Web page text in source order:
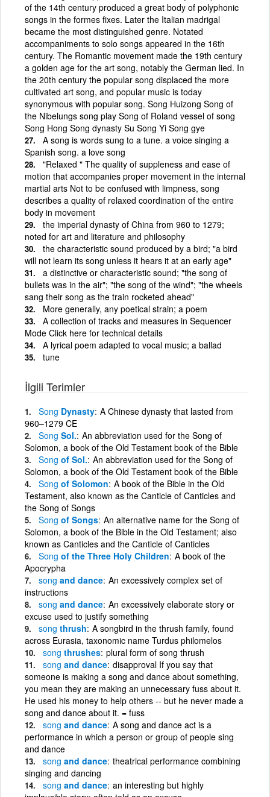
of the 14th century produced a great body of polyphonic
songs in the formes fixes. Later the Italian madrigal
became the most distinguished genre. Notated
accompaniments to solo songs appeared in the 16th
century. The Romantic movement made the 19th century
a golden age for the art song, notably the German lied. In
the 20th century the popular song displaced the more
cultivated art song, and popular music is today
synonymous with popular song. Song Huizong Song of
the Nibelungs song play Song of Roland vessel of song
Song Hong Song dynasty Su Song Yi Song gye
A song is words sung to a tune. a voice singing a
Spanish song. a love song
"Relaxed " The quality of suppleness and ease of
motion that accompanies proper movement in the internal
martial arts Not to be confused with limpness, song
describes a quality of relaxed coordination of the entire
body in movement
the imperial dynasty of China from 960 to 1279;
noted for art and literature and philosophy
the characteristic sound produced by a bird; "a bird
will not learn its song unless it hears it at an early age"
a distinctive or characteristic sound; "the song of
bullets was in the air"; "the song of the wind"; "the wheels
sang their song as the train rocketed ahead"
More generally, any poetical strain; a poem
A collection of tracks and measures in Sequencer
Mode Click here for technical details
A lyrical poem adapted to vocal music; a ballad
tune
İlgili Terimler
Song Dynasty A Chinese dynasty that lasted from
960–1279 CE
Song Sol. An abbreviation used for the Song of
Solomon, a book of the Old Testament book of the Bible
Song of Sol. An abbreviation used for the Song of
Solomon, a book of the Old Testament book of the Bible
Song of Solomon A book of the Bible in the Old
Testament, also known as the Canticle of Canticles and
the Song of Songs
Song of Songs An alternative name for the Song of
Solomon, a book of the Bible in the Old Testament; also
known as Canticles and the Canticle of Canticles
Song of the Three Holy Children A book of the
Apocrypha
song and dance An excessively complex set of
instructions
song and dance An excessively elaborate story or
excuse used to justify something
song thrush A songbird in the thrush family, found
across Eurasia, taxonomic name Turdus philomelos
song thrushes plural form of song thrush
song and dance disapproval If you say that
someone is making a song and dance about something,
you mean they are making an unnecessary fuss about it.
He used his money to help others -- but he never made a
song and dance about it. = fuss
song and dance A song and dance act is a
performance in which a person or group of people sing
and dance
song and dance theatrical performance combining
singing and dancing
song and dance an interesting but highly